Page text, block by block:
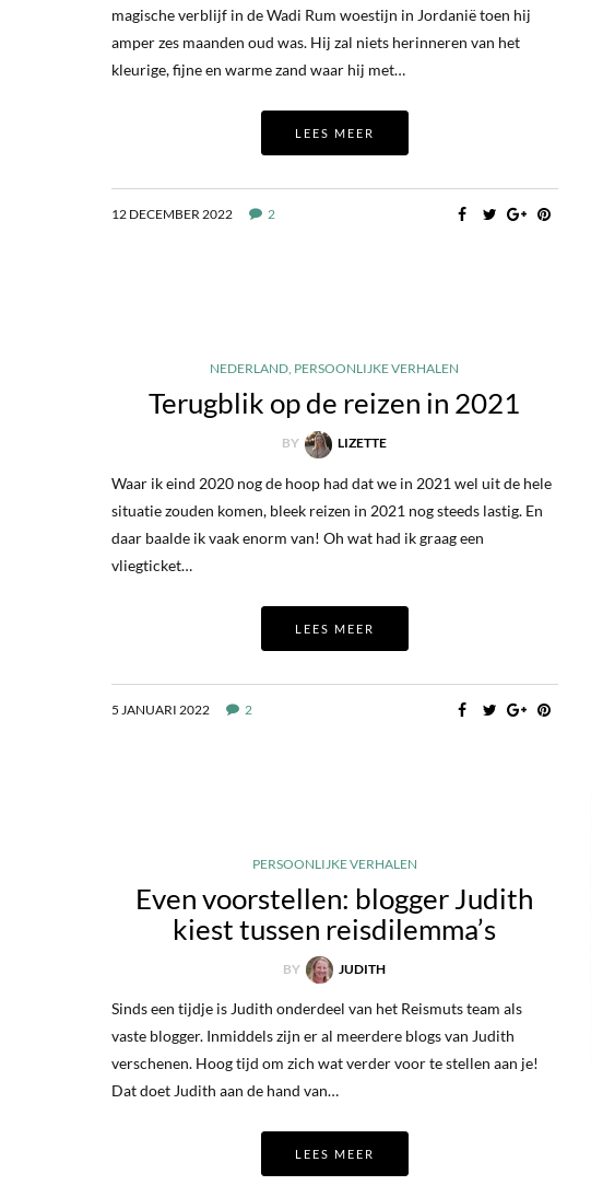
magische verblijf in de Wadi Rum woestijn in Jordanië toen hij
amper zes maanden oud was. Hij zal niets herinneren van het
kleurige, fijne en warme zand waar hij met…
LEES MEER
12 DECEMBER 2022 2
NEDERLAND, PERSOONLIJKE VERHALEN
Terugblik op de reizen in 2021
BY LIZETTE
Waar ik eind 2020 nog de hoop had dat we in 2021 wel uit de hele
situatie zouden komen, bleek reizen in 2021 nog steeds lastig. En
daar baalde ik vaak enorm van! Oh wat had ik graag een
vliegticket…
LEES MEER
5 JANUARI 2022 2
PERSOONLIJKE VERHALEN
Even voorstellen: blogger Judith
kiest tussen reisdilemma’s
BY JUDITH
Sinds een tijdje is Judith onderdeel van het Reismuts team als
vaste blogger. Inmiddels zijn er al meerdere blogs van Judith
verschenen. Hoog tijd om zich wat verder voor te stellen aan je!
Dat doet Judith aan de hand van…
LEES MEER